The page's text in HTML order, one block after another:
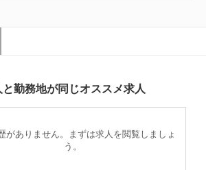
と勤務地が同じオススメ求人
がありません。まずは求人を閲覧しましょ
う。